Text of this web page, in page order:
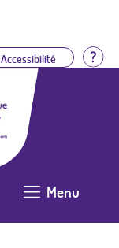
Accessibilité
Menu